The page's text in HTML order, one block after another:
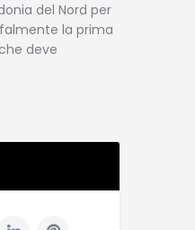
del Nord per
la prima
deve